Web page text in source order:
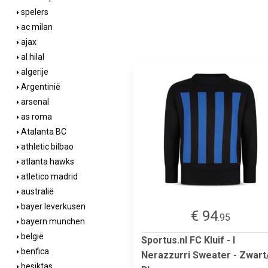
spelers
ac milan
ajax
al hilal
algerije
Argentinië
arsenal
as roma
Atalanta BC
athletic bilbao
atlanta hawks
atletico madrid
australië
bayer leverkusen
bayern munchen
belgië
benfica
€ 94.95
Sportus.nl FC Kluif - I
Nerazzurri Sweater -